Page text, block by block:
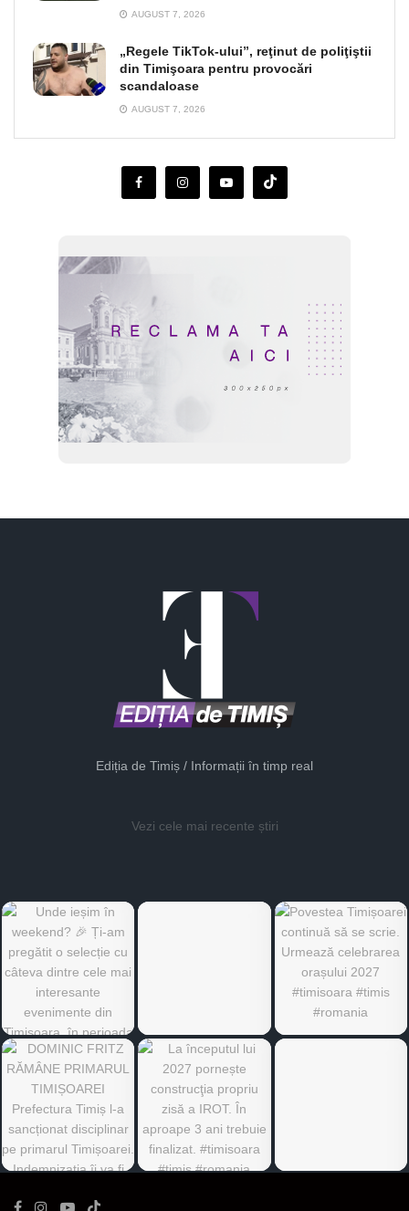
AUGUST 7, 2026
„Regele TikTok-ului”, reţinut de poliţiştii
din Timişoara pentru provocări
scandaloase
AUGUST 7, 2026
Ediția de Timiș / Informații în timp real
Vezi cele mai recente știri